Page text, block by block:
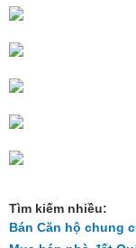
Tìm kiếm nhiều:
Bán Căn hộ chung